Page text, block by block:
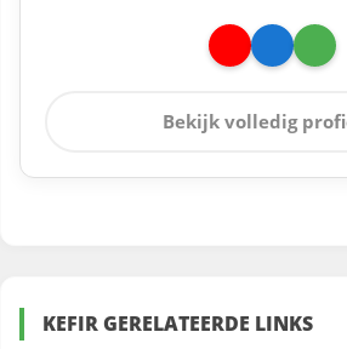
Bekijk volledig
KEFIR GERELATEERDE LINKS